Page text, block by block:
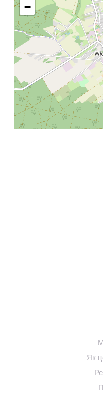
−
Як